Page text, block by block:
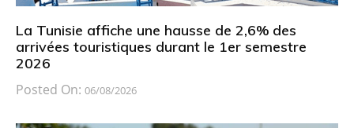
La Tunisie affiche une hausse de 2,6% des
arrivées touristiques durant le 1er semestre
2026
Posted On: 06/08/2026